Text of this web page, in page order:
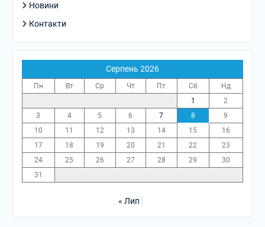
Новини
Контакти
Серпень 2026
Пн Вт Ср Чт Пт Сб
Нд
1
2
3
4 5 6 7 8
9
10
11 12 13 14 15
16
17
18 19 20 21 22
23
24
25 26 27 28 29
30
31
« Лип